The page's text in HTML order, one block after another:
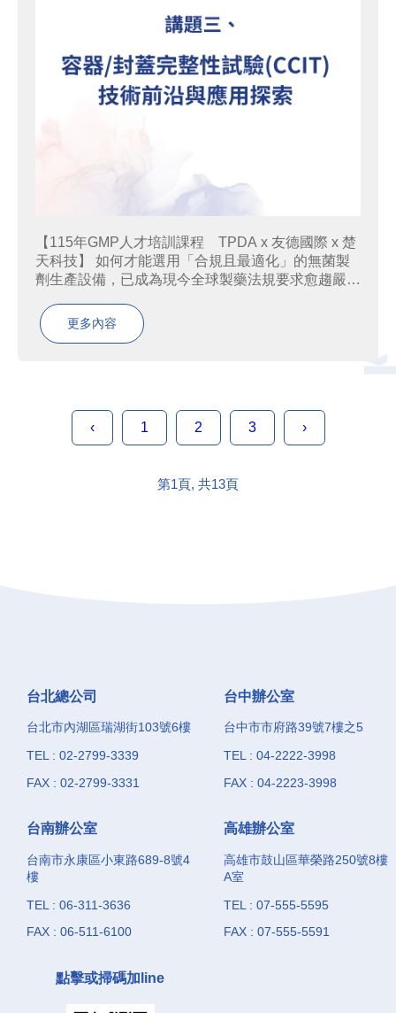
【115年GMP人才培訓課程 TPDA x 友德國際 x 楚
天科技】 如何才能選用「合規且最適化」的無菌製
劑生產設備，已成為現今全球製藥法規要求愈趨嚴格
劑的製程在各式製程中尤為嚴格，從設備選型、製程
設計到容器密封完整性，都必須依產品特性搭配最
更多內容
‹ 1 2 3 ›
第1頁, 共13頁
台北總公司
台北市內湖區瑞湖街103號6樓
TEL : 02-2799-3339
FAX : 02-2799-3331
台中辦公室
台中市市府路39號7樓之5
TEL : 04-2222-3998
FAX : 04-2223-3998
台南辦公室
台南市永康區小東路689-8號4
樓
TEL : 06-311-3636
FAX : 06-511-6100
高雄辦公室
高雄市鼓山區華榮路250號8樓
A室
TEL : 07-555-5595
FAX : 07-555-5591
點擊或掃碼加line